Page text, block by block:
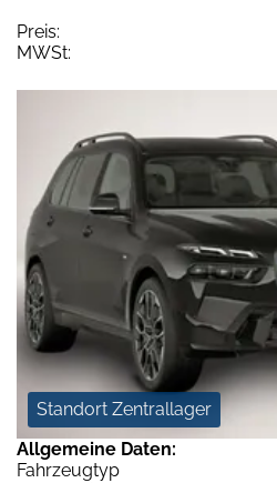
Preis:
MWSt:
Standort Zentrallager
Allgemeine Daten:
Fahrzeugtyp